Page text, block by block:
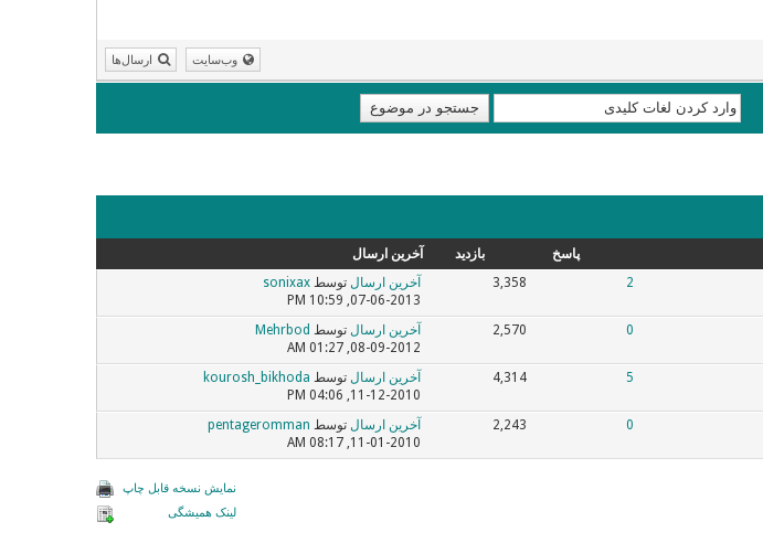
وب‌سایت ارسال‌ها
پاسخ بازدید آخرین ارسال
2
3,358 آخرین ارسال توسطsonixax
07-06-2013, 10:59 PM
0
2,570 آخرین ارسال توسط Mehrbod
08-09-2012, 01:27 AM
5
4,314 آخرین ارسال توسط kourosh_bikhoda
11-12-2010, 04:06 PM
0
2,243 آخرین ارسال توسط pentageromman
11-01-2010, 08:17 AM
نمایش نسخه قابل چاپ
لینک همیشگی